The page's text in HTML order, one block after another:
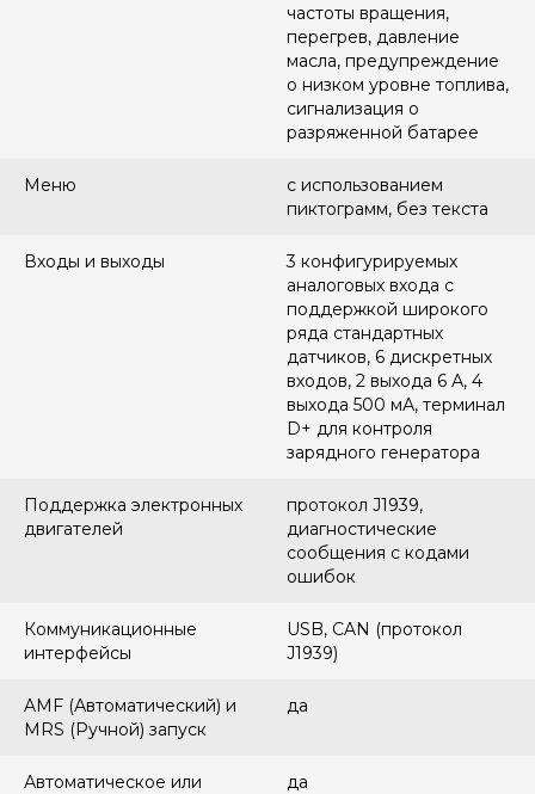
частоты вращения,
перегрев, давление
масла, предупреждение
о низком уровне топлива,
сигнализация о
разряженной батарее
Меню
с использованием
пиктограмм, без текста
Входы и выходы
3 конфигурируемых
аналоговых входа с
поддержкой широкого
ряда стандартных
датчиков, 6 дискретных
входов, 2 выхода 6 А, 4
выхода 500 мА, терминал
D+ для контроля
зарядного генератора
Поддержка электронных
двигателей
протокол J1939,
диагностические
сообщения с кодами
ошибок
Коммуникационные
интерфейсы
USB, CAN (протокол
J1939)
AMF (Автоматический) и
MRS (Ручной) запуск
да
Автоматическое или
да